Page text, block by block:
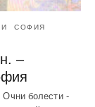
СОФИЯ
–
Очни болести -